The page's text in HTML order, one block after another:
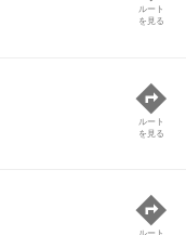
ルート
を見る
ルート
を見る